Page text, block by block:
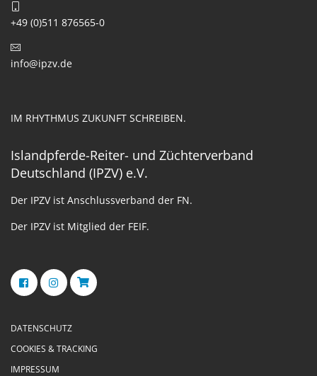
+49 (0)511 876565-0
info@ipzv.de
IM RHYTHMUS ZUKUNFT SCHREIBEN.
Islandpferde-Reiter- und Züchterverband
Deutschland (IPZV) e.V.
Der IPZV ist Anschlussverband der FN.
Der IPZV ist Mitglied der FEIF.
DATENSCHUTZ
COOKIES & TRACKING
IMPRESSUM